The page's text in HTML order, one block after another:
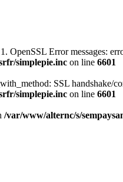
OpenSSL Error messages:
simplepie.inc on line 6601
SSL handshake/
simplepie.inc on line 6601
/var/www/alternc/s/